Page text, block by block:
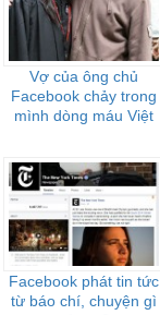
Vợ của ông chủ
Facebook chảy trong
mình dòng máu Việt
Facebook phát tin tức
từ báo chí, chuyện gì